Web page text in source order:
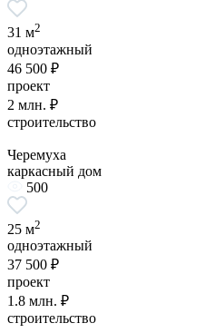
31 м2
одноэтажный
46 500 ₽
проект
2 млн. ₽
строительство
Черемуха
каркасный дом
500
25 м2
одноэтажный
37 500 ₽
проект
1.8 млн. ₽
строительство